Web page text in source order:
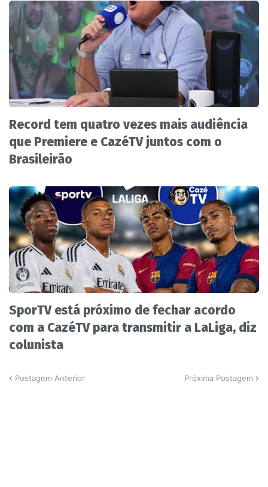
Record tem quatro vezes mais audiência
que Premiere e CazéTV juntos com o
Brasileirão
SporTV está próximo de fechar acordo
com a CazéTV para transmitir a LaLiga, diz
colunista
Postagem Anterior Próxima Postagem